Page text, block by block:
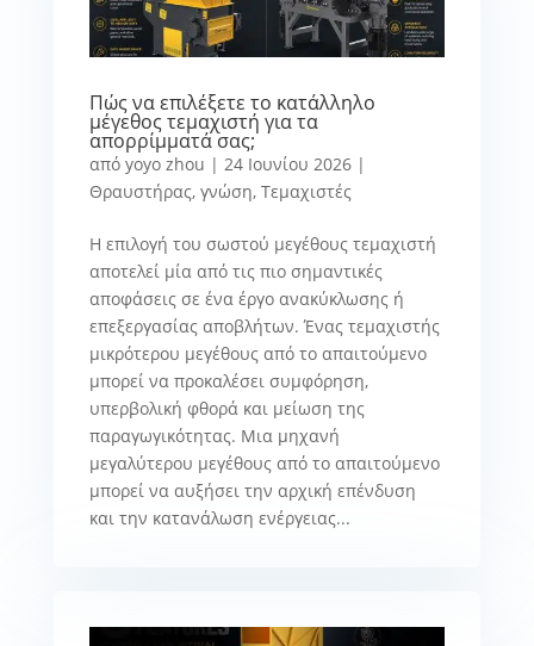
Πώς να επιλέξετε το κατάλληλο
μέγεθος τεμαχιστή για τα
απορρίμματά σας;
από yoyo zhou | 24 Ιουνίου 2026|
Θραυστήρας, γνώση, Τεμαχιστές
Η επιλογή του σωστού μεγέθους τεμαχιστή
αποτελεί μία από τις πιο σημαντικές
αποφάσεις σε ένα έργο ανακύκλωσης ή
επεξεργασίας αποβλήτων. Ένας τεμαχιστής
μικρότερου μεγέθους από το απαιτούμενο
μπορεί να προκαλέσει συμφόρηση,
υπερβολική φθορά και μείωση της
παραγωγικότητας. Μια μηχανή
μεγαλύτερου μεγέθους από το απαιτούμενο
μπορεί να αυξήσει την αρχική επένδυση
και την κατανάλωση ενέργειας...